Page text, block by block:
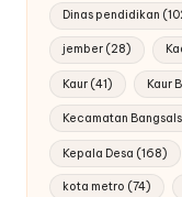
Dinas pendidikan
jember (28)
Kaur (41) Kaur
Kecamatan
Kepala Desa (168)
kota metro (74)